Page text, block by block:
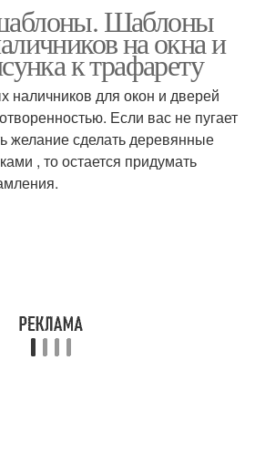
Наличник с прорезной
резьбой
Шаблоны
на окна и
к трафарету
наличников для окон и дверей
Если вас не пугает
желание сделать деревянные
, то остается придумать